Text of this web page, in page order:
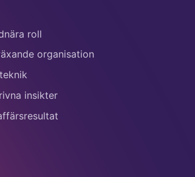
roll
organisation
insikter